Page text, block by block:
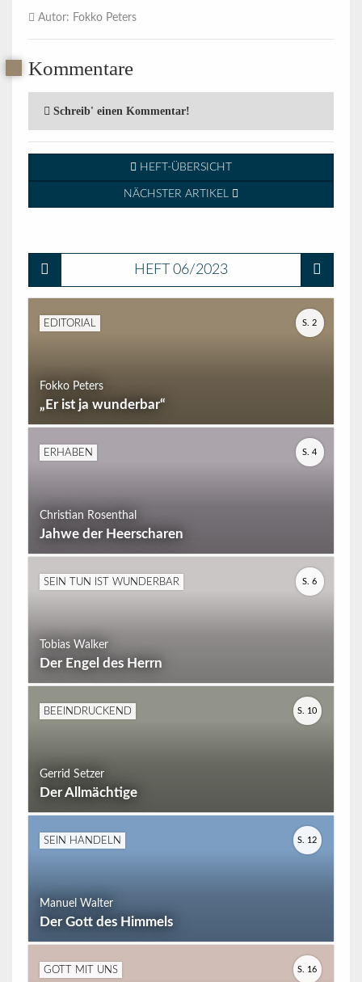
Autor: Fokko Peters
Kommentare
Schreib' einen Kommentar!
HEFT-ÜBERSICHT
NÄCHSTER ARTIKEL
HEFT 06/2023
EDITORIAL
Fokko Peters
„Er ist ja wunderbar“
S. 2
ERHABEN
Christian Rosenthal
Jahwe der Heerscharen
S. 4
SEIN TUN IST WUNDERBAR
Tobias Walker
Der Engel des Herrn
S. 6
BEEINDRUCKEND
Gerrid Setzer
Der Allmächtige
S. 10
SEIN HANDELN
Manuel Walter
Der Gott des Himmels
S. 12
GOTT MIT UNS S. 16